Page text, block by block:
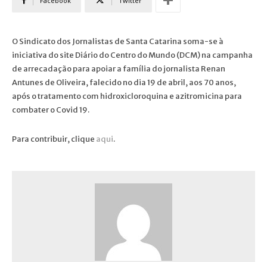
O Sindicato dos Jornalistas de Santa Catarina soma-se à
iniciativa do site Diário do Centro do Mundo (DCM) na campanha
de arrecadação para apoiar a família do jornalista Renan
Antunes de Oliveira, falecido no dia 19 de abril, aos 70 anos,
após o tratamento com hidroxicloroquina e azitromicina para
combater o Covid 19.
Para contribuir, clique aqui.